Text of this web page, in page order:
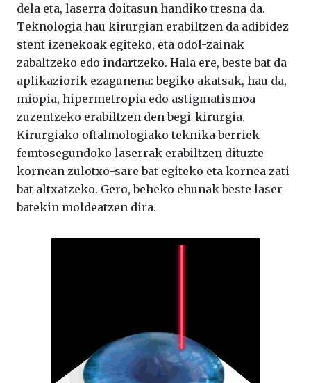
dela eta, laserra doitasun handiko tresna da.
Teknologia hau kirurgian erabiltzen da adibidez
stent izenekoak egiteko, eta odol-zainak
zabaltzeko edo indartzeko. Hala ere, beste bat da
aplikaziorik ezagunena: begiko akatsak, hau da,
miopia, hipermetropia edo astigmatismoa
zuzentzeko erabiltzen den begi-kirurgia.
Kirurgiako oftalmologiako teknika berriek
femtosegundoko laserrak erabiltzen dituzte
kornean zulotxo-sare bat egiteko eta kornea zati
bat altxatzeko. Gero, beheko ehunak beste laser
batekin moldeatzen dira.